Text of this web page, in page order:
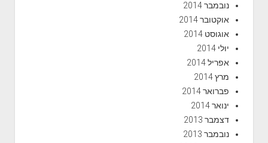
נובמבר 2014
אוקטובר 2014
אוגוסט 2014
יולי 2014
אפריל 2014
מרץ 2014
פברואר 2014
ינואר 2014
דצמבר 2013
נובמבר 2013